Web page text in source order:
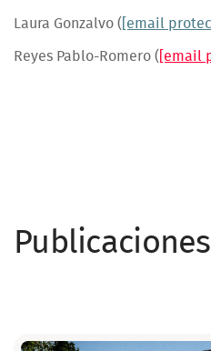
Laura Gonzalvo ( [email
Reyes Pablo-Romero ( [email